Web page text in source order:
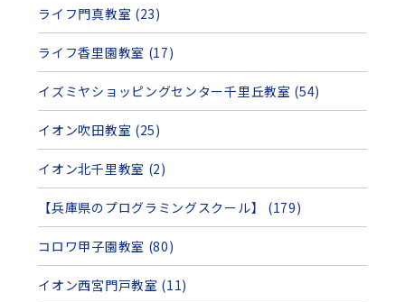
ライフ門真教室 (23)
ライフ香里園教室 (17)
イズミヤショッピングセンター千里丘教室 (54)
イオン吹田教室 (25)
イオン北千里教室 (2)
【兵庫県のプログラミングスクール】 (179)
コロワ甲子園教室 (80)
イオン西宮門戸教室 (11)